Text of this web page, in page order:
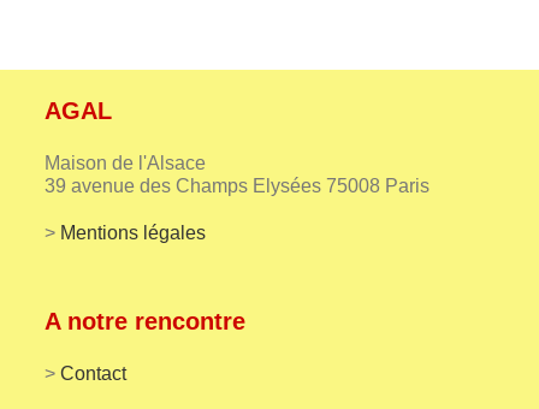
AGAL
Maison de l'Alsace
39 avenue des Champs Elysées 75008 Paris
> Mentions légales
A notre rencontre
>Contact